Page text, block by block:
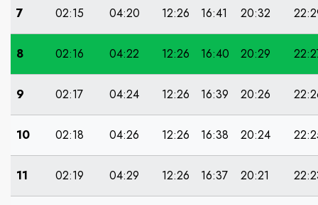
7 02:15 04:20 12:26 16:41 20:32
8 02:16 04:22 12:26 16:40 20:29
9 02:17 04:24 12:26 16:39 20:26
10 02:18 04:26 12:26 16:38 20:24
11 02:19 04:29 12:26 16:37 20:21